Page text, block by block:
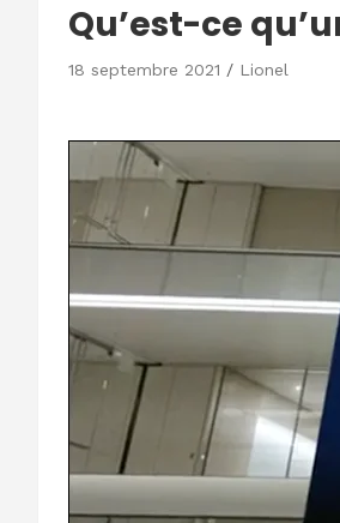
Qu’est-ce
18 septembre 2021 Lionel